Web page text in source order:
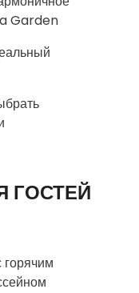
Garden
ГОСТЕЙ
горячим